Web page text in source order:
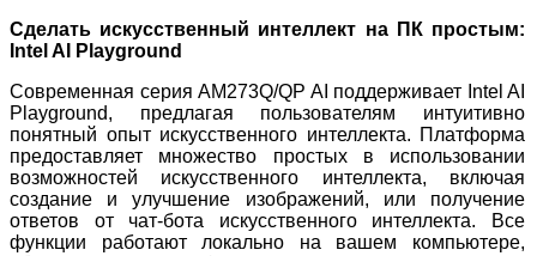
Сделать искусственный интеллект на ПК простым:
Intel AI Playground
Современная серия AM273Q/QP AI поддерживает Intel AI
Playground, предлагая пользователям интуитивно
понятный опыт искусственного интеллекта. Платформа
предоставляет множество простых в использовании
возможностей искусственного интеллекта, включая
создание и улучшение изображений, или получение
ответов от чат-бота искусственного интеллекта. Все
функции работают локально на вашем компьютере,